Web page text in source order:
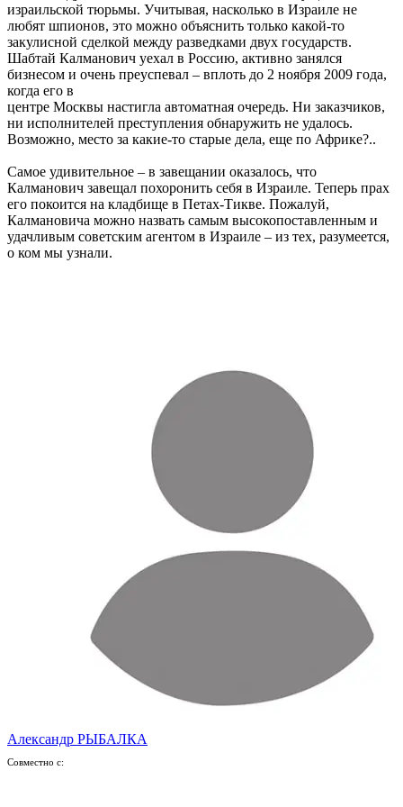
израильской тюрьмы. Учитывая, насколько в Израиле не
любят шпионов, это можно объяснить только какой-то
закулисной сделкой между разведками двух государств.
Шабтай Калманович уехал в Россию, активно занялся
бизнесом и очень преуспевал – вплоть до 2 ноября 2009 года,
когда его в
центре Москвы настигла автоматная очередь. Ни заказчиков,
ни исполнителей преступления обнаружить не удалось.
Возможно, место за какие-то старые дела, еще по Африке?..
Самое удивительное – в завещании оказалось, что
Калманович завещал похоронить себя в Израиле. Теперь прах
его покоится на кладбище в Петах-Тикве. Пожалуй,
Калмановича можно назвать самым высокопоставленным и
удачливым советским агентом в Израиле – из тех, разумеется,
о ком мы узнали.
Александр РЫБАЛКА
Совместно с: